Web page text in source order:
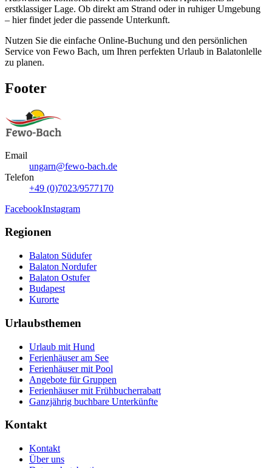
erstklassiger Lage. Ob direkt am Strand oder in ruhiger Umgebung
– hier findet jeder die passende Unterkunft.
Nutzen Sie die einfache Online-Buchung und den persönlichen
Service von Fewo Bach, um Ihren perfekten Urlaub in Balatonlelle
zu planen.
Footer
Email
ungarn@fewo-bach.de
Telefon
+49 (0)7023/9577170
FacebookInstagram
Regionen
Balaton Südufer
Balaton Nordufer
Balaton Ostufer
Budapest
Kurorte
Urlaubsthemen
Urlaub mit Hund
Ferienhäuser am See
Ferienhäuser mit Pool
Angebote für Gruppen
Ferienhäuser mit Frühbucherrabatt
Ganzjährig buchbare Unterkünfte
Kontakt
Kontakt
Über uns